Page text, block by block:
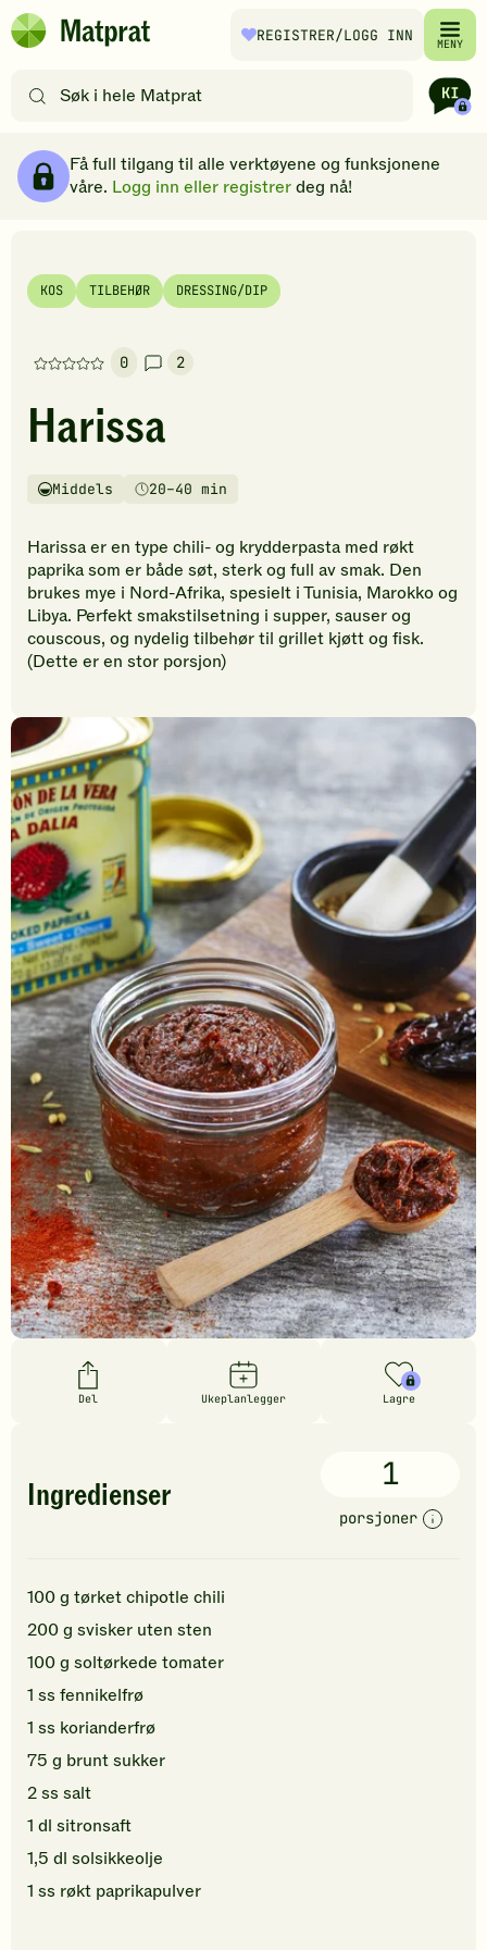
Hopp til hovedinnhold
Matprat
REGISTRER/LOGG INN MENY
etter
filtre
Få full tilgang til alle verktøyene og funksjonene
våre. Logg inn eller registrerdeg nå!
KOS TILBEHØR DRESSING/DIP
0
Denne
har
foreløpig
vurderinger.
den
første
til
å
vurdere
denne
2
Harissa
Vanskelighetsgrad
Middels
Tilberedningstid20–40 min
Harissa er en type chili- og krydderpasta med røkt
paprika som er både søt, sterk og full av smak. Den
brukes mye i Nord-Afrika, spesielt i Tunisia, Marokko og
Libya. Perfekt smakstilsetning i supper, sauser og
couscous, og nydelig tilbehør til grillet kjøtt og fisk.
(Dette er en stor porsjon)
Del Ukeplanlegger Lagre
Ingredienser
1
porsjoner
100g tørket chipotle chili
200g svisker uten sten
100g soltørkede tomater
1 ss fennikelfrø
1 ss korianderfrø
75 g brunt sukker
2ss salt
1 dl sitronsaft
1,5 dl solsikkeolje
1 ss røkt paprikapulver